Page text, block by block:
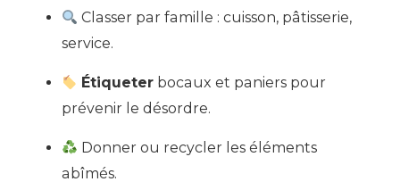
Classer par famille : cuisson, pâtisserie,
service.
Étiqueter bocaux et paniers pour
prévenir le désordre.
Donner ou recycler les éléments
abîmés.